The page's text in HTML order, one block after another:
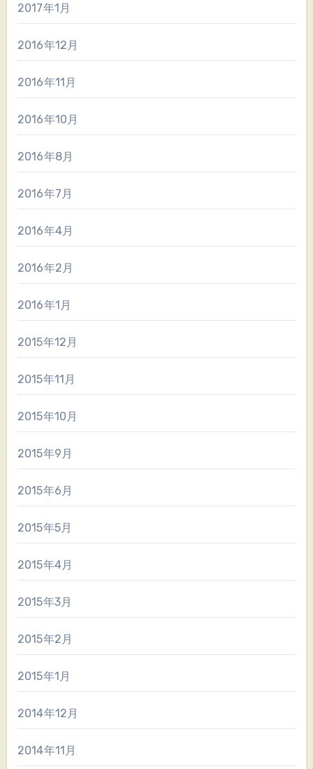
2017年1月
2016年12月
2016年11月
2016年10月
2016年8月
2016年7月
2016年4月
2016年2月
2016年1月
2015年12月
2015年11月
2015年10月
2015年9月
2015年6月
2015年5月
2015年4月
2015年3月
2015年2月
2015年1月
2014年12月
2014年11月